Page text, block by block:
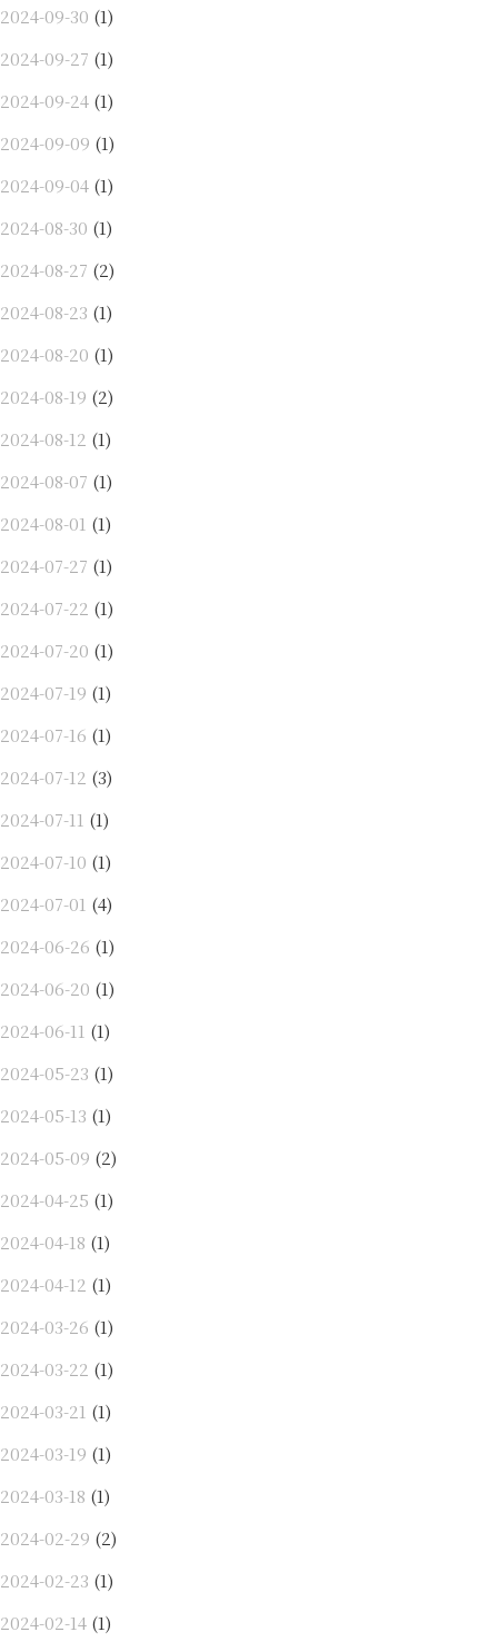
2024-09-30 (1)
2024-09-27 (1)
2024-09-24 (1)
2024-09-09 (1)
2024-09-04 (1)
2024-08-30 (1)
2024-08-27 (2)
2024-08-23 (1)
2024-08-20 (1)
2024-08-19 (2)
2024-08-12 (1)
2024-08-07 (1)
2024-08-01 (1)
2024-07-27 (1)
2024-07-22 (1)
2024-07-20 (1)
2024-07-19 (1)
2024-07-16 (1)
2024-07-12 (3)
2024-07-11 (1)
2024-07-10 (1)
2024-07-01 (4)
2024-06-26 (1)
2024-06-20 (1)
2024-06-11 (1)
2024-05-23 (1)
2024-05-13 (1)
2024-05-09 (2)
2024-04-25 (1)
2024-04-18 (1)
2024-04-12 (1)
2024-03-26 (1)
2024-03-22 (1)
2024-03-21 (1)
2024-03-19 (1)
2024-03-18 (1)
2024-02-29 (2)
2024-02-23 (1)
2024-02-14 (1)